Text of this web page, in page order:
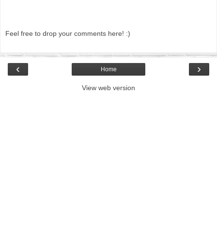
Feel free to drop your comments here! :)
‹ ›
Home
View web version